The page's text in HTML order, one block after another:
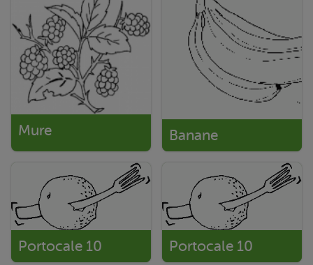
Mure Banane
Portocale 10 Portocale 10